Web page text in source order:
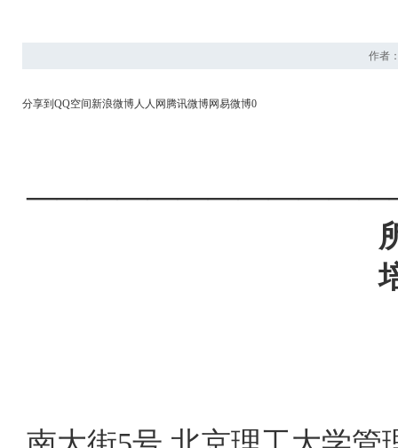
作者
分享到 QQ空间新浪微博人人网 腾讯微博网易微博0
所在学
培养层